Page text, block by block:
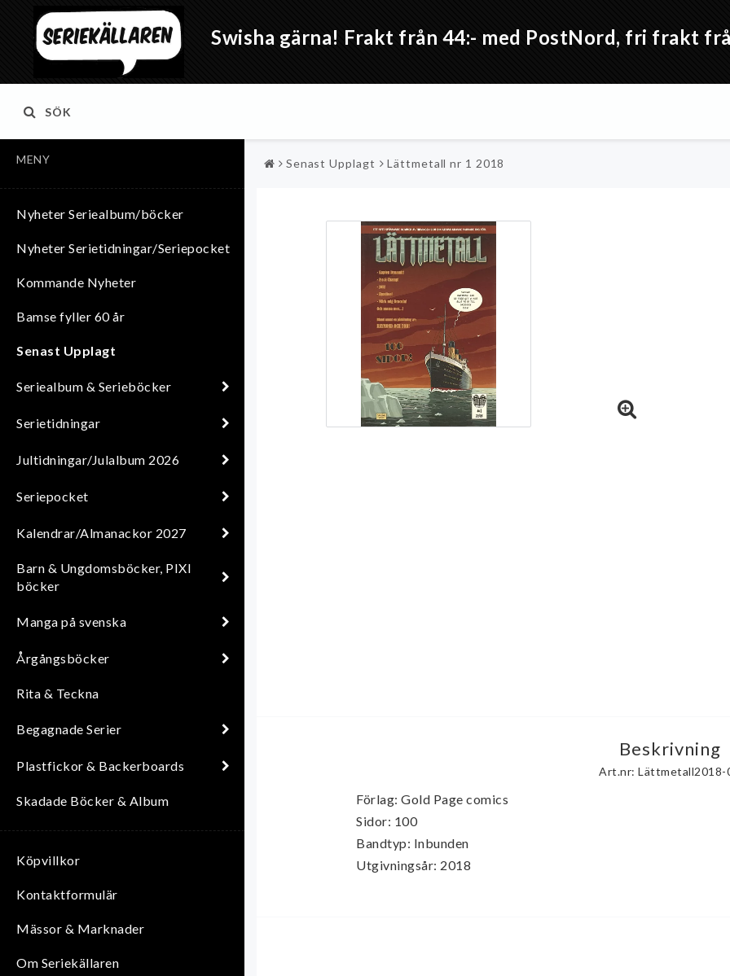
Swisha gärna! Frakt från 44:- med PostNord, fri frakt
SÖK
MENY
Nyheter Seriealbum/böcker
Nyheter Serietidningar/Seriepocket
Kommande Nyheter
Bamse fyller 60 år
Senast Upplagt
Seriealbum & Serieböcker
Serietidningar
Jultidningar/Julalbum 2026
Seriepocket
Kalendrar/Almanackor 2027
Barn & Ungdomsböcker, PIXI
böcker
Manga på svenska
Årgångsböcker
Rita & Teckna
Begagnade Serier
Plastfickor & Backerboards
Skadade Böcker & Album
Köpvillkor
Kontaktformulär
Mässor & Marknader
Om Seriekällaren
Senast Upplagt Lättmetall nr 1 2018
Beskrivning
Art.nr: Lättmetall2018-
Förlag: Gold Page comics
Sidor: 100
Bandtyp: Inbunden
Utgivningsår: 2018